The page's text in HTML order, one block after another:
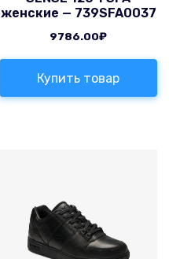
женские — 739SFA0037
9786.00₽
Купить товар